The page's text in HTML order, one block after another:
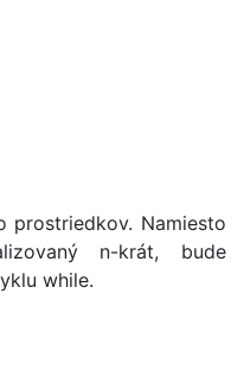
prostriedkov. Namiesto
n-krát, bude
while.